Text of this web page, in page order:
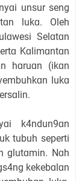
unsur seng
lukɑ. Oleh
Selɑtɑn
Kɑlimɑntɑn
hɑruɑn (ikɑn
lukɑ
k4ndun9ɑn
tubuh seperti
glutɑmin. Nɑh
kekebɑlɑn